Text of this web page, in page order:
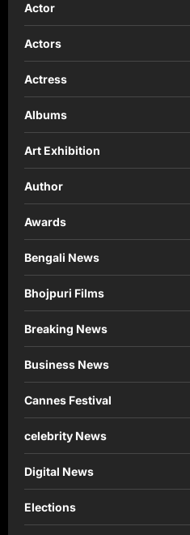
Actor
Actors
Actress
Albums
Art Exhibition
Author
Awards
Bengali News
Bhojpuri Films
Breaking News
Business News
Cannes Festival
celebrity News
Digital News
Elections